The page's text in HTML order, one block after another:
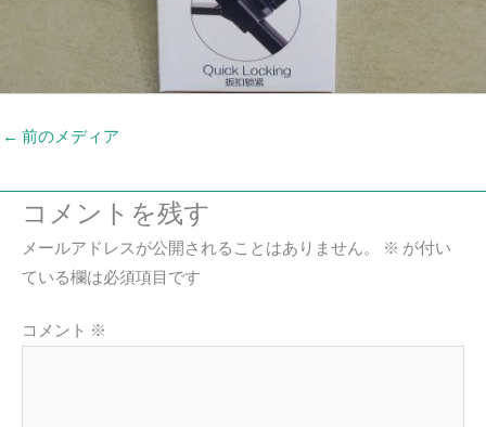
← 前のメディア
コメントを残す
メールアドレスが公開されることはありません。 ※ が付い
ている欄は必須項目です
コメント ※